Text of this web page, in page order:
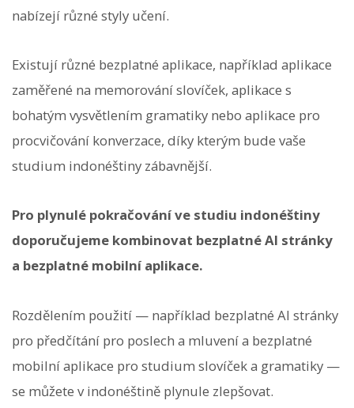
nabízejí různé styly učení.
Existují různé bezplatné aplikace, například aplikace
zaměřené na memorování slovíček, aplikace s
bohatým vysvětlením gramatiky nebo aplikace pro
procvičování konverzace, díky kterým bude vaše
studium indonéštiny zábavnější.
Pro plynulé pokračování ve studiu indonéštiny
doporučujeme kombinovat bezplatné AI stránky
a bezplatné mobilní aplikace.
Rozdělením použití — například bezplatné AI stránky
pro předčítání pro poslech a mluvení a bezplatné
mobilní aplikace pro studium slovíček a gramatiky —
se můžete v indonéštině plynule zlepšovat.